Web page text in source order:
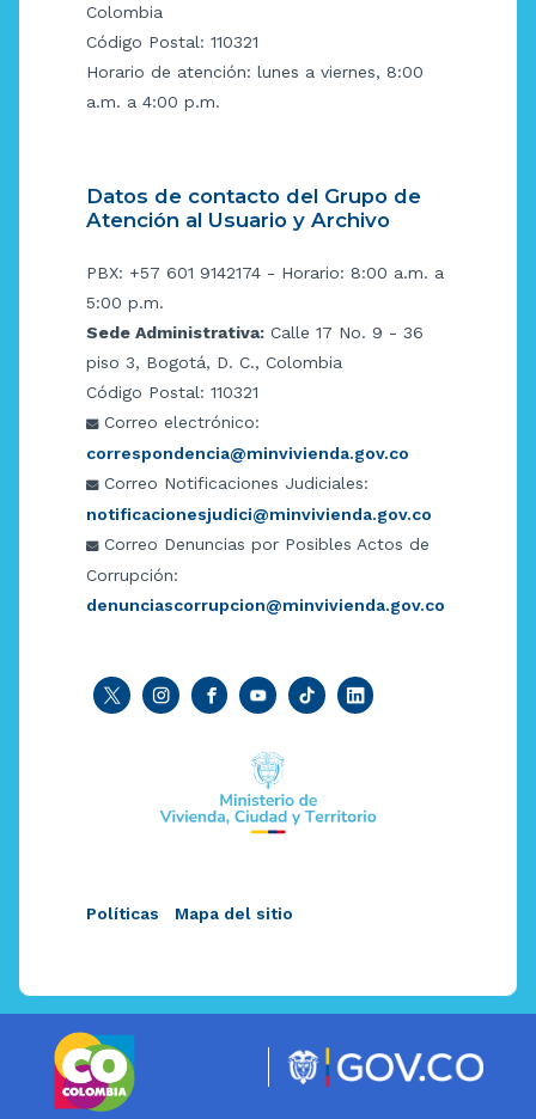
Colombia
Código Postal: 110321
Horario de atención: lunes a viernes, 8:00
a.m. a 4:00 p.m.
Datos de contacto del Grupo de
Atención al Usuario y Archivo
PBX: +57 601 9142174 - Horario: 8:00 a.m. a
5:00 p.m.
Sede Administrativa: Calle 17 No. 9 - 36
piso 3, Bogotá, D. C., Colombia
Código Postal: 110321
Correo electrónico:
correspondencia@minvivienda.gov.co
Correo Notificaciones Judiciales:
notificacionesjudici@minvivienda.gov.co
Correo Denuncias por Posibles Actos de
Corrupción:
denunciascorrupcion@minvivienda.gov.co
Políticas Mapa del sitio